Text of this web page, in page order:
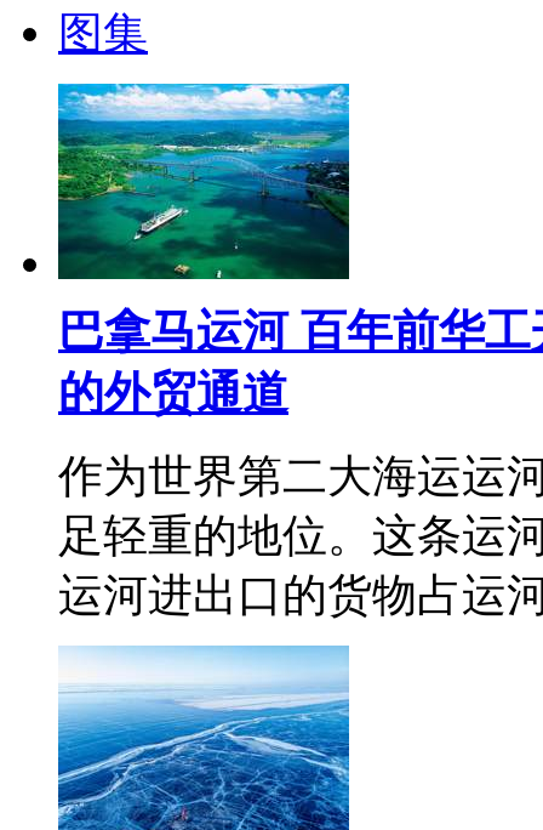
图集
巴拿马运河 百年前华
的外贸通道
作为世界第二大海运运
足轻重的地位。这条运
运河进出口的货物占